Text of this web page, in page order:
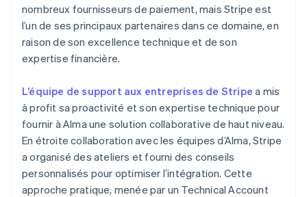
nombreux fournisseurs de paiement, mais Stripe est
l’un de ses principaux partenaires dans ce domaine, en
raison de son excellence technique et de son
expertise financière.
L’équipe de support aux entreprises de Stripe a mis
à profit sa proactivité et son expertise technique pour
fournir à Alma une solution collaborative de haut niveau.
En étroite collaboration avec les équipes d’Alma, Stripe
a organisé des ateliers et fourni des conseils
personnalisés pour optimiser l’intégration. Cette
approche pratique, menée par un Technical Account